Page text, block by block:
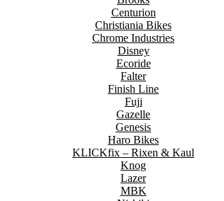
Centurion
Christiania Bikes
Chrome Industries
Disney
Ecoride
Falter
Finish Line
Fuji
Gazelle
Genesis
Haro Bikes
KLICKfix – Rixen & Kaul
Knog
Lazer
MBK